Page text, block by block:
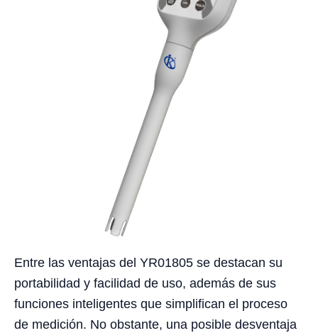
Entre las ventajas del YR01805 se destacan su
portabilidad y facilidad de uso, además de sus
funciones inteligentes que simplifican el proceso
de medición. No obstante, una posible desventaja